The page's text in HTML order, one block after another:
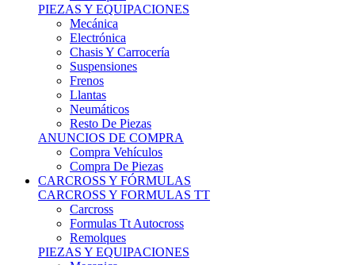
PIEZAS Y EQUIPACIONES
Mecánica
Electrónica
Chasis Y Carrocería
Suspensiones
Frenos
Llantas
Neumáticos
Resto De Piezas
ANUNCIOS DE COMPRA
Compra Vehículos
Compra De Piezas
CARCROSS Y FÓRMULAS
CARCROSS Y FORMULAS TT
Carcross
Formulas Tt Autocross
Remolques
PIEZAS Y EQUIPACIONES